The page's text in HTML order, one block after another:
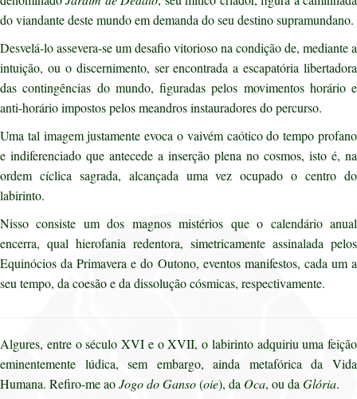
do viandante deste mundo em demanda do seu destino supramundano.
Desvelá-lo assevera-se um desafio vitorioso na condição de, mediante a
intuição, ou o discernimento, ser encontrada a escapatória libertadora
das contingências do mundo, figuradas pelos movimentos horário e
anti-horário impostos pelos meandros instauradores do percurso.
Uma tal imagem justamente evoca o vaivém caótico do tempo profano
e indiferenciado que antecede a inserção plena no cosmos, isto é, na
ordem cíclica sagrada, alcançada uma vez ocupado o centro do
labirinto.
Nisso consiste um dos magnos mistérios que o calendário anual
encerra, qual hierofania redentora, simetricamente assinalada pelos
Equinócios da Primavera e do Outono, eventos manifestos, cada um a
seu tempo, da coesão e da dissolução cósmicas, respectivamente.
Algures, entre o século XVI e o XVII, o labirinto adquiriu uma feição
eminentemente lúdica, sem embargo, ainda metafórica da Vida
Humana. Refiro-me aoJogo do Ganso(oie), da Oca, ou da Glória.